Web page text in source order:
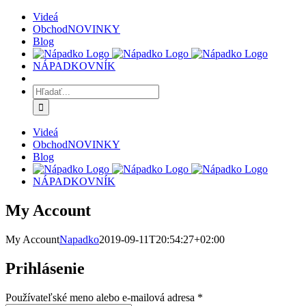
Skip
content
Videá
ObchodNOVINKY
Blog
NÁPADKOVNÍK
Hľadať:
Videá
ObchodNOVINKY
Blog
NÁPADKOVNÍK
My Account
My AccountNapadko2019-09-11T20:54:27+02:00
Prihlásenie
Používateľské meno alebo e-mailová adresa *